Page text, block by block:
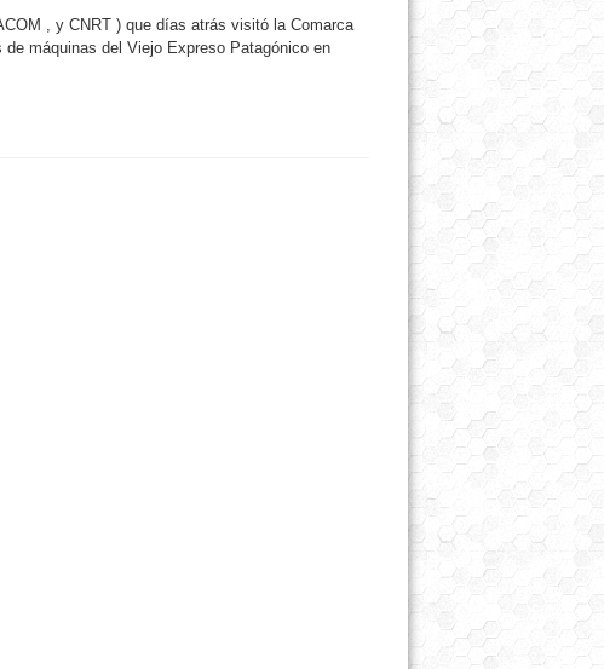
, y CNRT ) que días atrás visitó la Comarca
máquinas del Viejo Expreso Patagónico en